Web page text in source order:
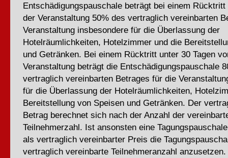
Entschädigungspauschale beträgt bei einem Rücktritt
der Veranstaltung 50% des vertraglich vereinbarten
Veranstaltung insbesondere für die Überlassung der
Hotelräumlichkeiten, Hotelzimmer und die
und Getränken. Bei einem Rücktritt unter 30 Tagen
Veranstaltung beträgt die Entschädigungspauschale
vertraglich vereinbarten Betrages für die
für die Überlassung der Hotelräumlichkeiten,
Bereitstellung von Speisen und Getränken. Der
Betrag berechnet sich nach der Anzahl der
Teilnehmerzahl. Ist ansonsten eine
als vertraglich vereinbarter Preis die
vertraglich vereinbarte Teilnehmeranzahl